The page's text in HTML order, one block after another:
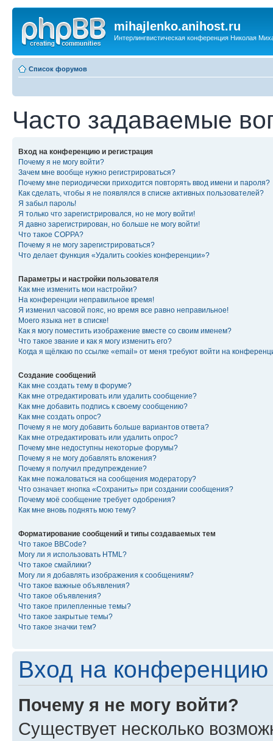
mihajlenko.anihost.ru
Интерлингвистическая конференция Николая
Список форумов
Часто задаваемые
Вход на конференцию и регистрация
Почему я не могу войти?
Зачем мне вообще нужно регистрироваться?
Почему мне периодически приходится повторять ввод имени и пароля?
Как сделать, чтобы я не появлялся в списке активных пользователей?
Я забыл пароль!
Я только что зарегистрировался, но не могу войти!
Я давно зарегистрирован, но больше не могу войти!
Что такое COPPA?
Почему я не могу зарегистрироваться?
Что делает функция «Удалить cookies конференции»?
Параметры и настройки пользователя
Как мне изменить мои настройки?
На конференции неправильное время!
Я изменил часовой пояс, но время все равно неправильное!
Моего языка нет в списке!
Как я могу поместить изображение вместе со своим именем?
Что такое звание и как я могу изменить его?
Когда я щёлкаю по ссылке «email» от меня требуют войти на
Создание сообщений
Как мне создать тему в форуме?
Как мне отредактировать или удалить сообщение?
Как мне добавить подпись к своему сообщению?
Как мне создать опрос?
Почему я не могу добавить больше вариантов ответа?
Как мне отредактировать или удалить опрос?
Почему мне недоступны некоторые форумы?
Почему я не могу добавлять вложения?
Почему я получил предупреждение?
Как мне пожаловаться на сообщения модератору?
Что означает кнопка «Сохранить» при создании сообщения?
Почему моё сообщение требует одобрения?
Как мне вновь поднять мою тему?
Форматирование сообщений и типы создаваемых тем
Что такое BBCode?
Могу ли я использовать HTML?
Что такое смайлики?
Могу ли я добавлять изображения к сообщениям?
Что такое важные объявления?
Что такое объявления?
Что такое прилепленные темы?
Что такое закрытые темы?
Что такое значки тем?
Вход на конференцию
Почему я не могу войти?
Существует несколько